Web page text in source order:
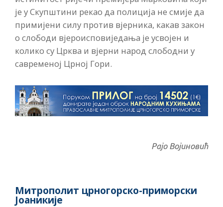
је у Скупштини рекао да полиција не смије да
примијени силу против вјерника, какав закон
о слободи вјероисповиједања је усвојен и
колико су Црква и вјерни народ слободни у
савременој Црној Гори.
Рајо Војиновић
Митрополит црногорско-приморски
Јоаникије